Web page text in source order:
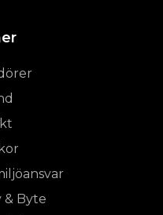
& Byte